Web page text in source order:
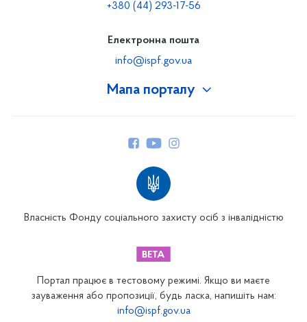
Мапа порталу
Закарпатське відділення
Запорізьке відділення
+380 (44) 293-17-56
Електронна пошта
info@ispf.gov.ua
Власність Фонду соціального захисту осіб з інвалідністю
Портал працює в тестовому режимі. Якщо ви маєте
зауваження або пропозиції, будь ласка, напишіть нам:
info@ispf.gov.ua